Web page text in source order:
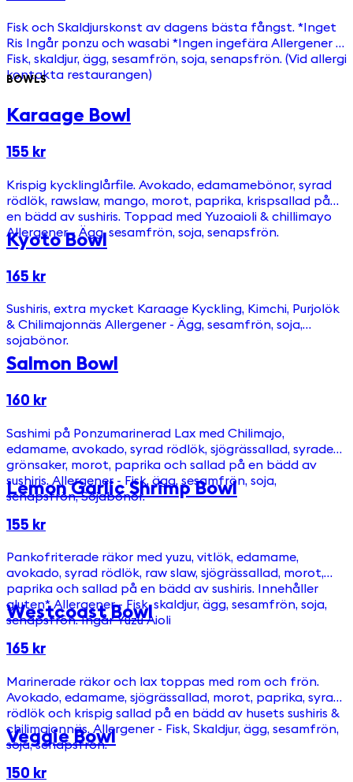
Fisk och Skaldjurskonst av dagens bästa fångst. *Inget
Ris Ingår ponzu och wasabi *Ingen ingefära Allergener -
Fisk, skaldjur, ägg, sesamfrön, soja, senapsfrön. (Vid allergi
kontakta restaurangen)
BOWLS
Karaage Bowl
155 kr
Krispig kycklinglårfile. Avokado, edamamebönor, syrad
rödlök, rawslaw, mango, morot, paprika, krispsallad på
en bädd av sushiris. Toppad med Yuzoaioli & chillimayo
Allergener - Ägg, sesamfrön, soja, senapsfrön.
Kyoto Bowl
165 kr
Sushiris, extra mycket Karaage Kyckling, Kimchi, Purjolök
& Chilimajonnäs Allergener - Ägg, sesamfrön, soja,
sojabönor.
Salmon Bowl
160 kr
Sashimi på Ponzumarinerad Lax med Chilimajo,
edamame, avokado, syrad rödlök, sjögrässallad, syrade
grönsaker, morot, paprika och sallad på en bädd av
sushiris. Allergener - Fisk, ägg, sesamfrön, soja,
senapsfrön, Sojabönor.
Lemon Garlic Shrimp Bowl
155 kr
Pankofriterade räkor med yuzu, vitlök, edamame,
avokado, syrad rödlök, raw slaw, sjögrässallad, morot,
paprika och sallad på en bädd av sushiris. Innehåller
gluten* Allergener - Fisk, skaldjur, ägg, sesamfrön, soja,
senapsfrön. Ingår Yuzu Aioli
Westcoast Bowl
165 kr
Marinerade räkor och lax toppas med rom och frön.
Avokado, edamame, sjögrässallad, morot, paprika, syrad
rödlök och krispig sallad på en bädd av husets sushiris &
chilimajonnäs. Allergener - Fisk, Skaldjur, ägg, sesamfrön,
soja, senapsfrön.
Veggie Bowl
150 kr